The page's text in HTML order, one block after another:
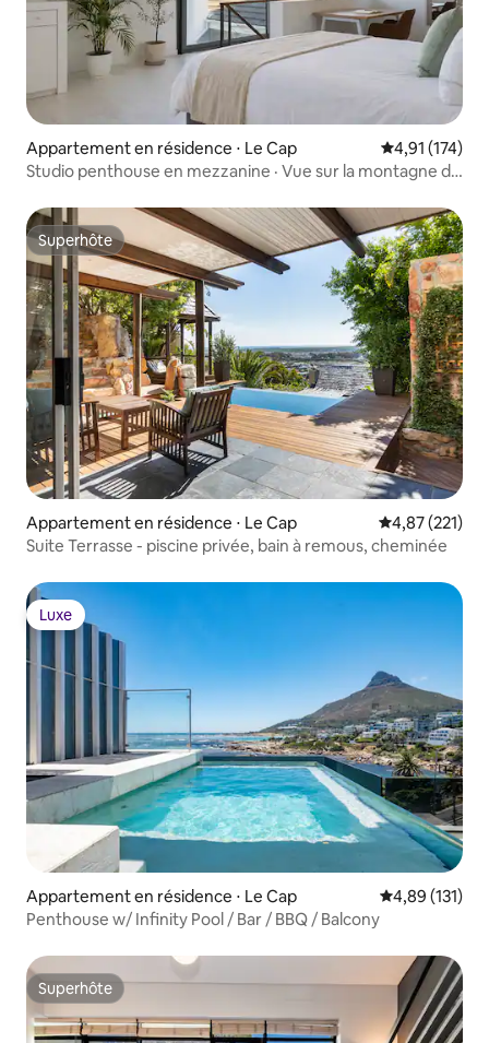
Appartement en résidence ⋅ Le Cap Évaluation
4,91 (174)
Studio penthouse en mezzanine · Vue sur la montagne de
Superhôte
Superhôte
Appartement en résidence ⋅ Le Cap Évaluation
4,87 (221)
Suite Terrasse - piscine privée, bain à remous, cheminée
Luxe
Luxe
Appartement en résidence ⋅ Le Cap Évaluation
4,89 (131)
Penthouse w/ Infinity Pool / Bar / BBQ / Balcony
Superhôte
Superhôte